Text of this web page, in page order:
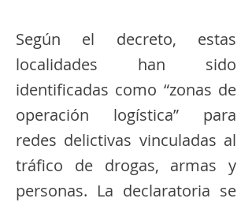
Según el decreto, estas
localidades han sido
identificadas como “zonas de
operación logística” para
redes delictivas vinculadas al
tráfico de drogas, armas y
personas. La declaratoria se